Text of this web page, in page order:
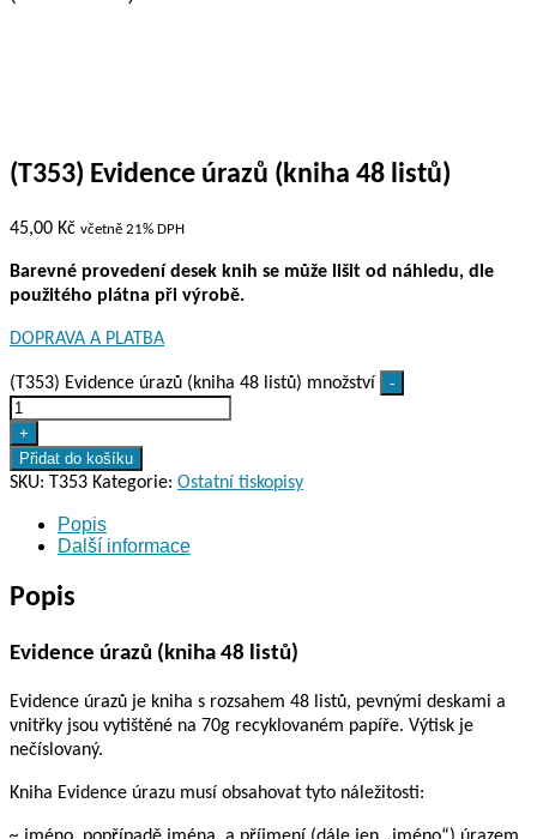
(T353) Evidence úrazů (kniha 48 listů)
45,00 Kč včetně 21% DPH
Barevné provedení desek knih se může lišit od náhledu, dle
použitého plátna při výrobě.
DOPRAVA A PLATBA
(T353) Evidence úrazů (kniha 48 listů) množství -
+
Přidat do košíku
SKU: T353 Kategorie: Ostatní tiskopisy
Popis
Další informace
Popis
Evidence úrazů (kniha 48 listů)
Evidence úrazů je kniha s rozsahem 48 listů, pevnými deskami a
vnitřky jsou vytištěné na 70g recyklovaném papíře. Výtisk je
nečíslovaný.
Kniha Evidence úrazu musí obsahovat tyto náležitosti: